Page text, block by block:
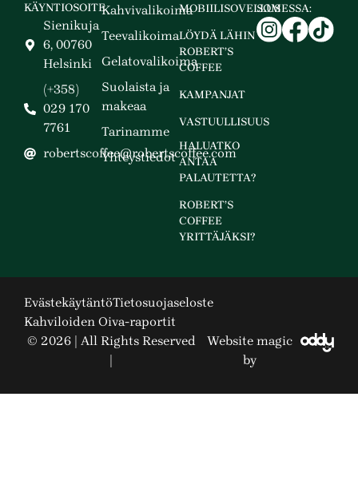
KÄYNTIOSOITE
Sienikuja
6, 00760
Helsinki
(+358)
029 170
7761
robertscoffee@robertscoffee.com
Kahvivalikoima
Teevalikoima
Gelatovalikoima
Suolaista ja
makeaa
Tarinamme
Yhteystiedot
MOBIILISOVELLUS
LÖYDÄ LÄHIN
ROBERT’S
COFFEE
KAMPANJAT
VASTUULLISUUS
HALUATKO
ANTAA
PALAUTETTA?
ROBERT’S
COFFEE
YRITTÄJÄKSI?
SOMESSA:
EvästekäytäntöTietosuojaseloste
Kahviloiden Oiva-raportit
© 2026 | All Rights Reserved
|
Website magic
by